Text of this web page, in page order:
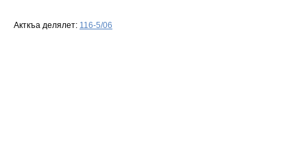
Акткъа делялет: 116-5/06